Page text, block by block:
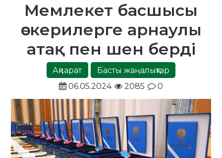
Мемлекет басшысы
әскерилерге арнаулы
атақ пен шен берді
Ақпарат
Басты жаңалықтар
06.05.2024
2085 0